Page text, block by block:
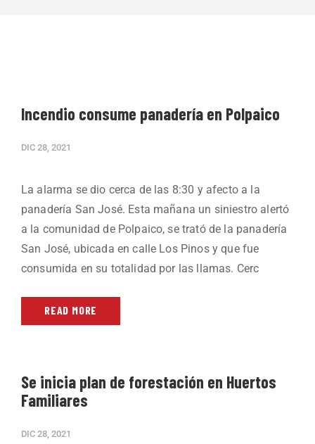
Incendio consume panadería en Polpaico
DIC 28, 2021
La alarma se dio cerca de las 8:30 y afecto a la
panadería San José. Esta mañana un siniestro alertó
a la comunidad de Polpaico, se trató de la panadería
San José, ubicada en calle Los Pinos y que fue
consumida en su totalidad por las llamas. Cerc
READ MORE
Se inicia plan de forestación en Huertos
Familiares
DIC 28, 2021